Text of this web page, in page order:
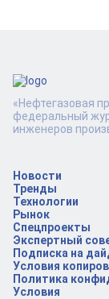
Новости
Тренды
Технологии
Рынок
Спецпроекты
Экспертный
Подписка на
Условия
Политика
Условия
«Нефтегазовая
федеральный
инженеров